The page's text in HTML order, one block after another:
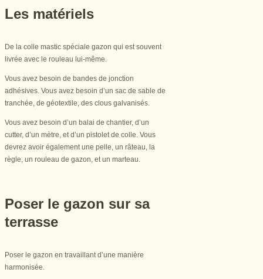
Les matériels
De la colle mastic spéciale gazon qui est souvent
livrée avec le rouleau lui-même.
Vous avez besoin de bandes de jonction
adhésives. Vous avez besoin d’un sac de sable de
tranchée, de géotextile, des clous galvanisés.
Vous avez besoin d’un balai de chantier, d’un
cutter, d’un mètre, et d’un pistolet de colle. Vous
devrez avoir également une pelle, un râteau, la
règle, un rouleau de gazon, et un marteau.
Poser le gazon sur sa
terrasse
Poser le gazon en travaillant d’une manière
harmonisée.